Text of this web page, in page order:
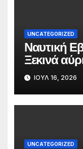
UNCATEGORIZED
Ναυτική
Ξεκινά
στο όνομα
ΙΟΎΛ 16, 2026
UNCATEGORIZED